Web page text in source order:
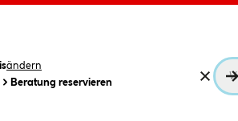
ändern
Beratung reservieren